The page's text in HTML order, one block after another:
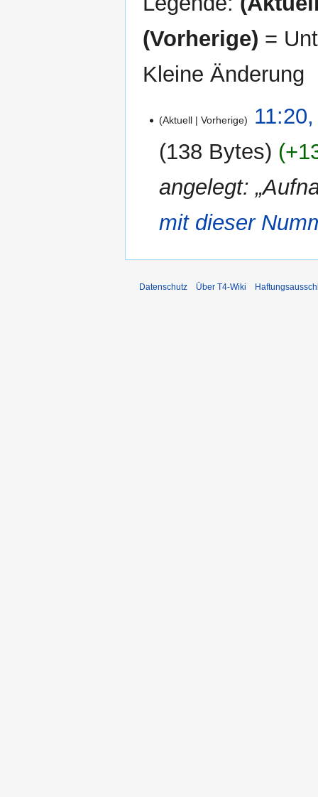
(Vorherige) =
Kleine Änderung
JanuarAktuell Vorherige
138 Bytes
angelegt:
mit dieser
Datenschutz Über T4-Wiki